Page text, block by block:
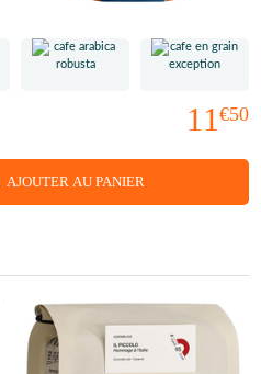
11 €50
AJOUTER AU PANIER